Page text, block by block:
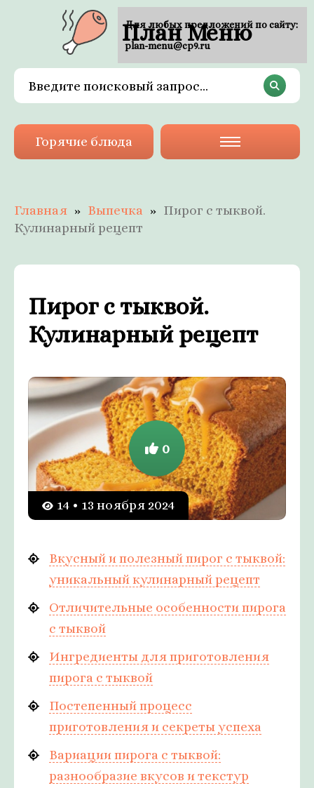
План Меню
Горячие блюда
Главная Выпечка
Пирог с тыквой.
Кулинарный рецепт
Пирог с тыквой.
Кулинарный рецепт
14 • 13 ноября 2024
0
Вкусный и полезный пирог с тыквой:
уникальный кулинарный рецепт
Отличительные особенности пирога
с тыквой
Ингредиенты для приготовления
пирога с тыквой
Постепенный процесс
приготовления и секреты успеха
Вариации пирога с тыквой:
разнообразие вкусов и текстур
Для любых предложений по сайту:
plan-menu@cp9.ru